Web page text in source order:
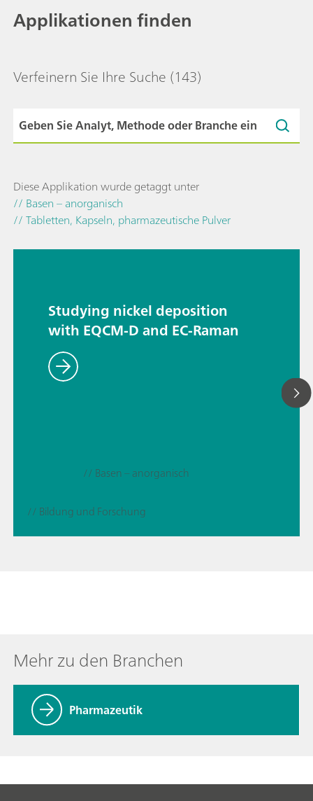
Applikationen finden
Verfeinern Sie Ihre Suche (143)
Diese Applikation wurde getaggt unter
// Basen – anorganisch
// Tabletten, Kapseln, pharmazeutische Pulver
Studying nickel deposition
with EQCM-D and EC-Raman
// Basen – anorganisch
// Bildung und Forschung
Mehr zu den Branchen
Pharmazeutik